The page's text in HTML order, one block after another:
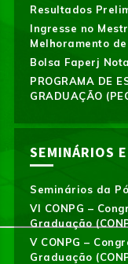
Resultados
Ingresse no
Melhoramento
Bolsa Faperj
PROGRAMA DE
GRADUAÇÃO
SEMINÁRIOS
Seminários da
VI CONPG –
Graduação
V CONPG –
Graduação